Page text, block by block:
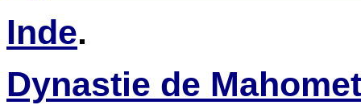
Inde.
Dynastie de Mahomet